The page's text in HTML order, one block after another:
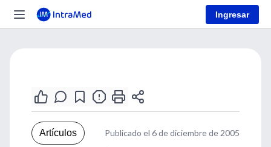
Ingresar
Artículos Publicado el 6 de diciembre de 2005